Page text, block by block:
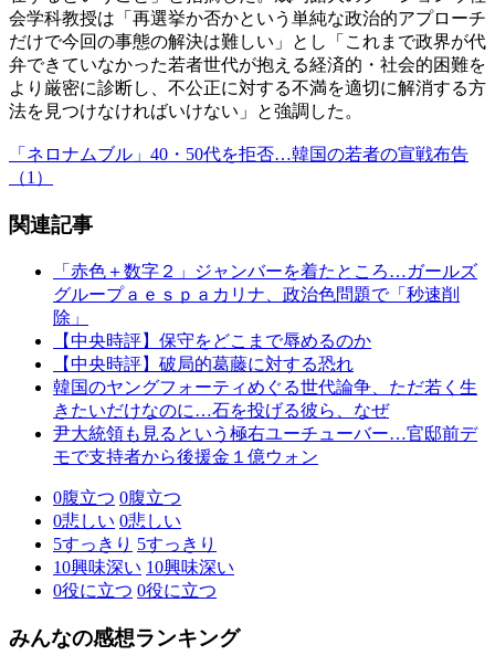
会学科教授は「再選挙か否かという単純な政治的アプローチ
だけで今回の事態の解決は難しい」とし「これまで政界が代
弁できていなかった若者世代が抱える経済的・社会的困難を
より厳密に診断し、不公正に対する不満を適切に解消する方
法を見つけなければいけない」と強調した。
「ネロナムブル」40・50代を拒否…韓国の若者の宣戦布告
（1）
関連記事
「赤色＋数字２」ジャンバーを着たところ…ガールズ
グループａｅｓｐａカリナ、政治色問題で「秒速削
除」
【中央時評】保守をどこまで辱めるのか
【中央時評】破局的葛藤に対する恐れ
韓国のヤングフォーティめぐる世代論争、ただ若く生
きたいだけなのに…石を投げる彼ら、なぜ
尹大統領も見るという極右ユーチューバー…官邸前デ
モで支持者から後援金１億ウォン
0腹立つ 0腹立つ
0悲しい 0悲しい
5すっきり 5すっきり
10興味深い 10興味深い
0役に立つ 0役に立つ
みんなの感想ランキング